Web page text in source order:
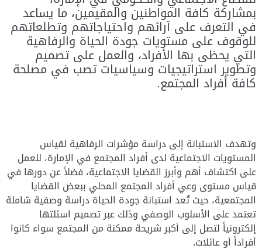
بمشاركة كافة المواطنين والمقيمين، ما يساعد
في التعرف على آرائهم واحتياجاتهم وتطلعاتهم
للوقوف على مستويات جودة الحياة والرفاهية
التي يحظى بها الأفراد، والعمل على تصميم
وتطوير استراتيجيات وسياسيات تصب في مصلحة
كافة أفراد المجتمع.
وتهدف الاستبانة إلى دراسة مؤشرات الرفاهية لقياس
المستويات الاجتماعية لدى أفراد المجتمع في الإمارة، للعمل
على اكتشاف أهم وأبرز القضايا الاجتماعية، فضلاً عن دورها في
قياس مستوى وعي أفراد المجتمع المحلي ببعض القضايا
المجتمعية، حيث تُعد استبانة جودة الحياة دراسة وصفية شاملة
تعتمد على الأسلوب الوصفي وذلك عبر تصميم اسئلتها
إلكترونياً لتصل إلى أكبر شريحة ممكنة من المجتمع سواء كانوا
أفراداً أو عائلات.